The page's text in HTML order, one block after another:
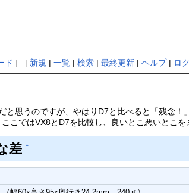
ド ] [ 新規 | 一覧| 検索| 最終更新| ヘルプ| ロ
と思うのですが、やはりD7と比べると「残念
こではVX8とD7を比較し、良いとこ悪いとこを
差†